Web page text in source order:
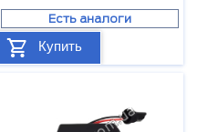
Есть аналоги
Купить